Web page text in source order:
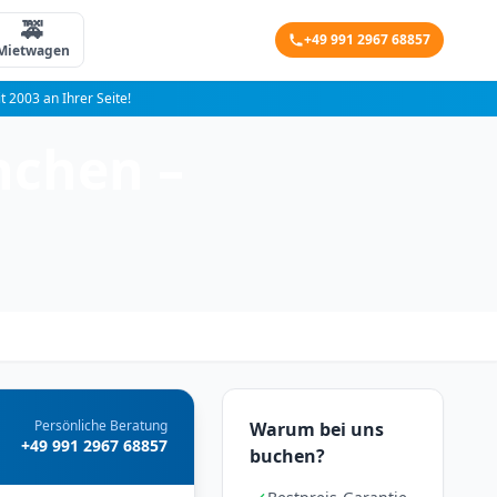
🚕 +49 991 2967 68857
2003 an Ihrer Seite!
Persönliche Beratung
+49 991 2967 68857
Warum bei uns
buchen?